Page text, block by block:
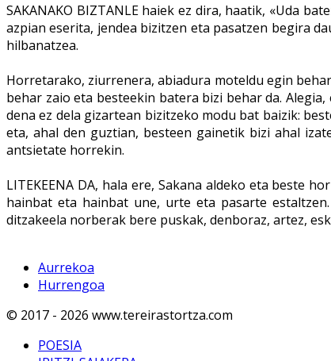
SAKANAKO BIZTANLE haiek ez dira, haatik, «Uda
azpian eserita, jendea bizitzen eta pasatzen begira
hilbanatzea.
Horretarako, ziurrenera, abiadura moteldu egin
behar zaio eta besteekin batera bizi behar da.
dena ez dela gizartean bizitzeko modu bat baizik:
eta, ahal den guztian, besteen gainetik bizi ahal
antsietate horrekin.
LITEKEENA DA, hala ere, Sakana aldeko eta beste
hainbat eta hainbat une, urte eta pasarte
ditzakeela norberak bere puskak, denboraz, artez,
Aurrekoa
Hurrengoa
© 2017 - 2026 www.tereirastortza.com
POESIA